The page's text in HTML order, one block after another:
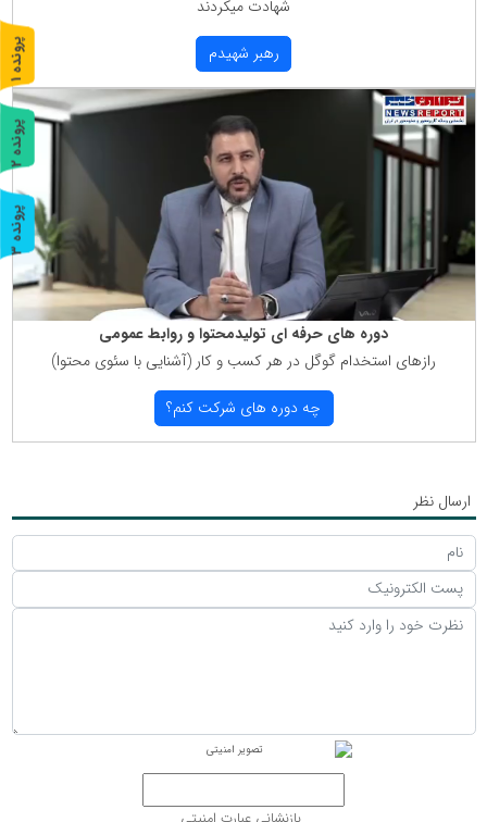
شهادت میكردند
رهبر شهیدم
دوره های حرفه ای تولیدمحتوا و روابط عمومی
رازهای استخدام گوگل در هر كسب و كار (آشنایی با سئوی محتوا)
چه دوره های شركت كنم؟
ارسال نظر
پ
ر
و
ن
د
ه
1
پ
ر
و
ن
د
ه
2
پ
ر
و
ن
د
ه
3